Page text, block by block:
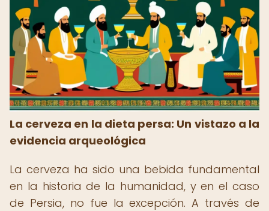
La cerveza en la dieta persa: Un vistazo a la
evidencia arqueológica
La cerveza ha sido una bebida fundamental
en la historia de la humanidad, y en el caso
de Persia, no fue la excepción. A través de